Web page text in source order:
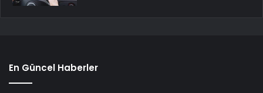
En Güncel Haberler